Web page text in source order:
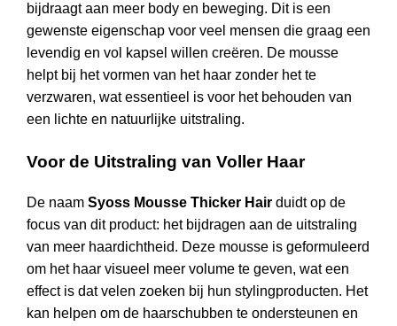
bijdraagt aan meer body en beweging. Dit is een
gewenste eigenschap voor veel mensen die graag een
levendig en vol kapsel willen creëren. De mousse
helpt bij het vormen van het haar zonder het te
verzwaren, wat essentieel is voor het behouden van
een lichte en natuurlijke uitstraling.
Voor de Uitstraling van Voller Haar
De naam Syoss Mousse Thicker Hair duidt op de
focus van dit product: het bijdragen aan de uitstraling
van meer haardichtheid. Deze mousse is geformuleerd
om het haar visueel meer volume te geven, wat een
effect is dat velen zoeken bij hun stylingproducten. Het
kan helpen om de haarschubben te ondersteunen en